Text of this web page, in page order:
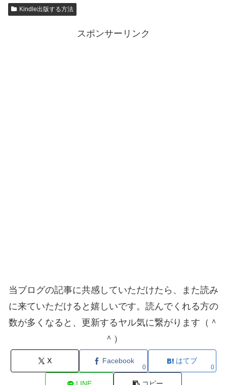
Kindle出版する方法
スポンサーリンク
当ブログの記事に共感していただけたら、また読み
に来ていただけると嬉しいです。読んでくれる方の
数が多くなると、更新するヤル気に繋がります（＾
＾）
X Facebook
0
はてブ
0